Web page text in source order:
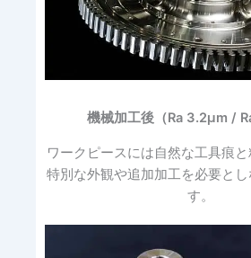
機械加工後（Ra 3.2μm /
ワークピースには自然な工具痕と
特別な外観や追加加工を必要と
す。